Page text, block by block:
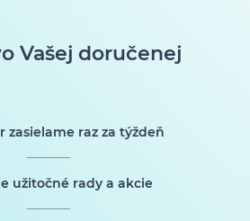
Vašej doručenej
zasielame raz za týždeň
užitočné rady a akcie